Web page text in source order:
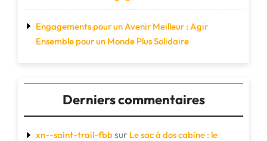
Engagements pour un Avenir Meilleur : Agir
Ensemble pour un Monde Plus Solidaire
Derniers commentaires
xn--saint-trail-fbbsur Le sac à dos cabine : le